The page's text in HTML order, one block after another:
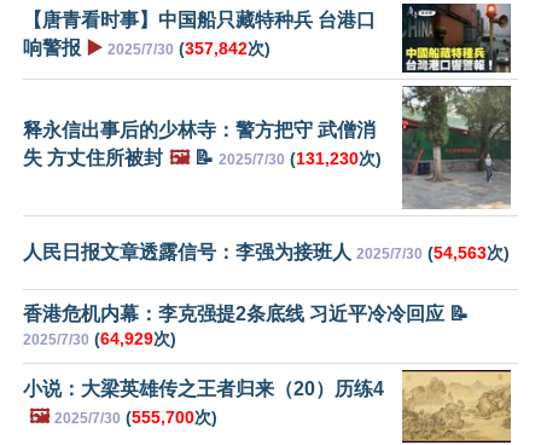
【唐青看时事】中国船只藏特种兵 台港口
响警报 ▶️ 2025/7/30 (357,842次)
释永信出事后的少林寺：警方把守 武僧消
失 方丈住所被封 🖼️📝 2025/7/30 (131,230次)
人民日报文章透露信号：李强为接班人 2025/7/30 (54,563次)
香港危机内幕：李克强提2条底线 习近平冷冷回应 📝
2025/7/30 (64,929次)
小说：大梁英雄传之王者归来（20）历练4
🖼️ 2025/7/30 (555,700次)